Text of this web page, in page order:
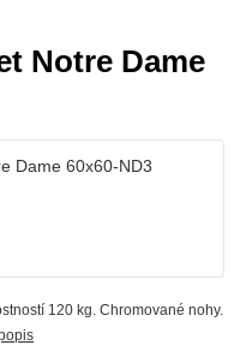
Notre Dame
120 kg. Chromované nohy.